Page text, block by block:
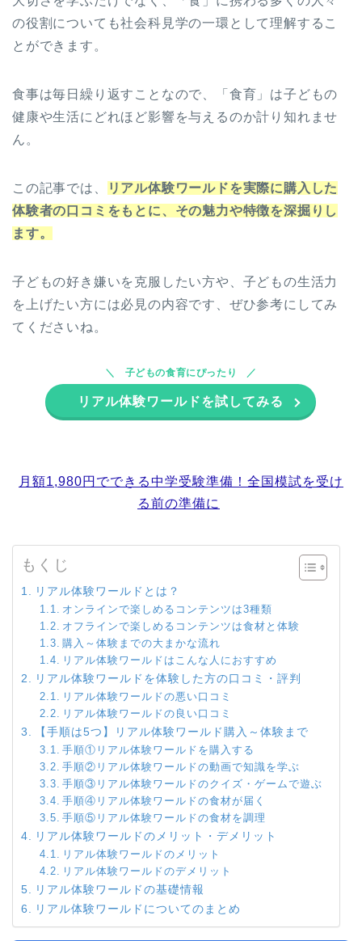
の役割についても社会科見学の一環として理解するこ
とができます。
食事は毎日繰り返すことなので、「食育」は子どもの
健康や生活にどれほど影響を与えるのか計り知れませ
ん。
この記事では、
リアル体験ワールドを実際に購入した
体験者の口コミをもとに、その魅力や特徴を深掘りし
ます。
子どもの好き嫌いを克服したい方や、子どもの生活力
を上げたい方には必見の内容です、ぜひ参考にしてみ
てくださいね。
子どもの食育にぴったり
リアル体験ワールドを試してみる
月額1,980円でできる中学受験準備！全国模試を受け
る前の準備に
もくじ
リアル体験ワールドとは？
オンラインで楽しめるコンテンツは3種類
オフラインで楽しめるコンテンツは食材と体験
購入～体験までの大まかな流れ
リアル体験ワールドはこんな人におすすめ
リアル体験ワールドを体験した方の口コミ・評判
リアル体験ワールドの悪い口コミ
リアル体験ワールドの良い口コミ
【手順は5つ】リアル体験ワールド購入～体験まで
手順①リアル体験ワールドを購入する
手順②リアル体験ワールドの動画で知識を学ぶ
手順③リアル体験ワールドのクイズ・ゲームで遊ぶ
手順④リアル体験ワールドの食材が届く
手順⑤リアル体験ワールドの食材を調理
リアル体験ワールドのメリット・デメリット
リアル体験ワールドのメリット
リアル体験ワールドのデメリット
リアル体験ワールドの基礎情報
リアル体験ワールドについてのまとめ